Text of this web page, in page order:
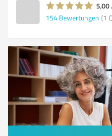
5,00
154 Bewertungen (1